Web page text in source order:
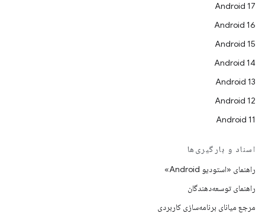
Android 17
Android 16
Android 15
Android 14
Android 13
Android 12
Android 11
اسناد و بارگیری‌ها
راهنمای «استودیو Android»
راهنمای توسعه‌دهندگان
مرجع میانای برنامه‌سازی کاربردی